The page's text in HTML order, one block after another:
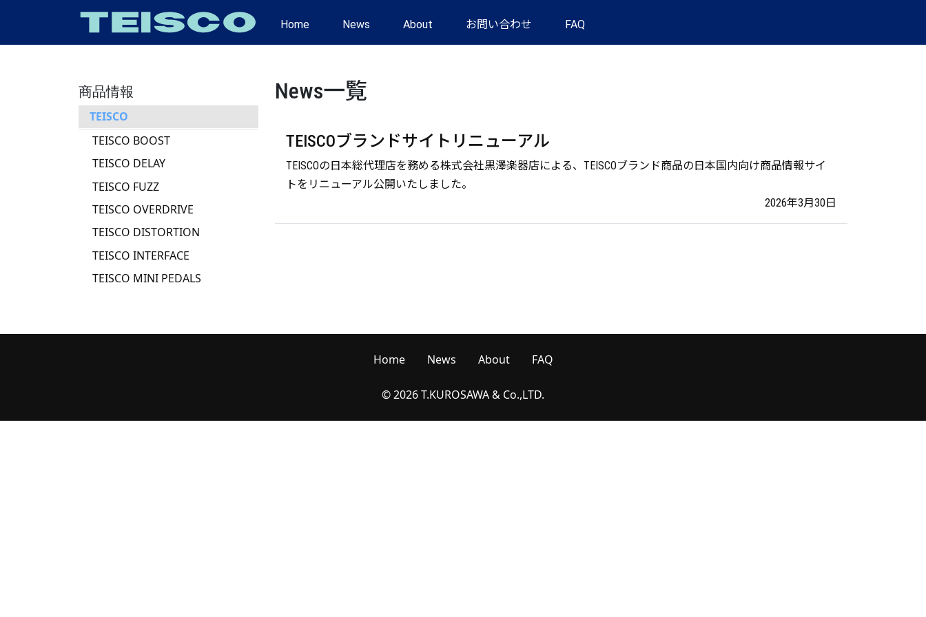
Home News About お問い合わせ FAQ
News一覧
TEISCOブランドサイトリニューアル
TEISCOの日本総代理店を務める株式会社黒澤楽器店による、TEISCOブランド商品の日本国内向け商品情報サイ
トをリニューアル公開いたしました。
2026年3月30日
商品情報
TEISCO
TEISCO BOOST
TEISCO DELAY
TEISCO FUZZ
TEISCO OVERDRIVE
TEISCO DISTORTION
TEISCO INTERFACE
TEISCO MINI PEDALS
Home News About FAQ
© 2026 T.KUROSAWA & Co.,LTD.